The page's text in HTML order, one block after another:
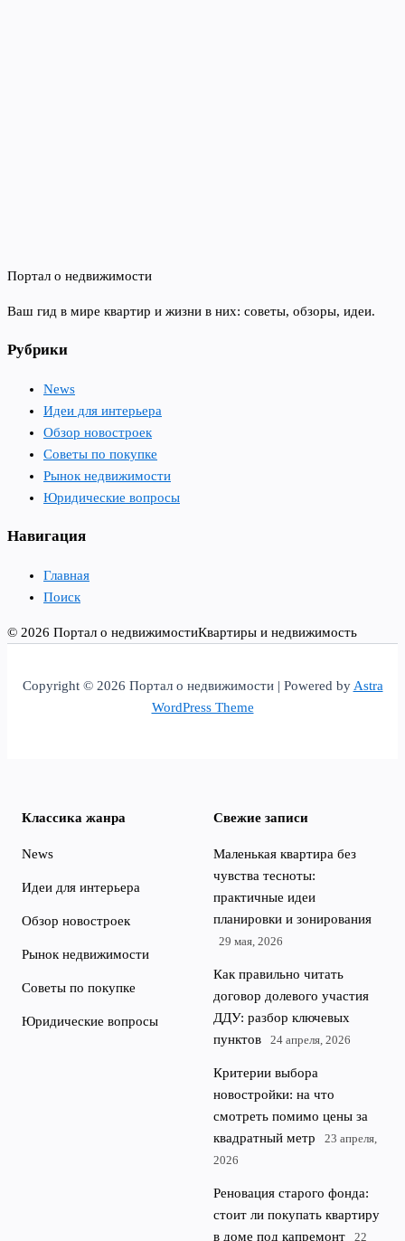
Портал о недвижимости
Ваш гид в мире квартир и жизни в них: советы, обзоры, идеи.
Рубрики
News
Идеи для интерьера
Обзор новостроек
Советы по покупке
Рынок недвижимости
Юридические вопросы
Навигация
Главная
Поиск
© 2026 Портал о недвижимостиКвартиры и недвижимость
Copyright © 2026 Портал о недвижимости | Powered byAstra
WordPress Theme
Классика жанра
News
Идеи для интерьера
Обзор новостроек
Рынок недвижимости
Советы по покупке
Юридические вопросы
Свежие записи
Маленькая квартира без
чувства тесноты:
практичные идеи
планировки и зонирования
29 мая, 2026
Как правильно читать
договор долевого участия
ДДУ: разбор ключевых
пунктов
24 апреля, 2026
Критерии выбора
новостройки: на что
смотреть помимо цены за
квадратный метр
23 апреля,
2026
Реновация старого фонда:
стоит ли покупать квартиру
в доме под капремонт
22